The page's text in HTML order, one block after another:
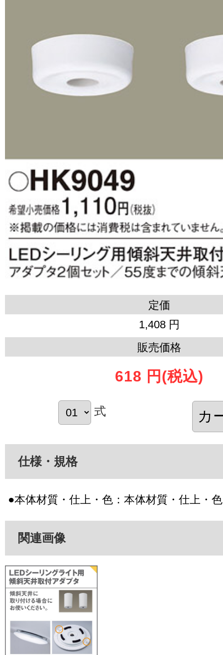
定価
1,408 円
販売価格
618 円 (税込)
式
仕様・規格
●本体材質・仕上・色：本体材質・仕上・
関連画像